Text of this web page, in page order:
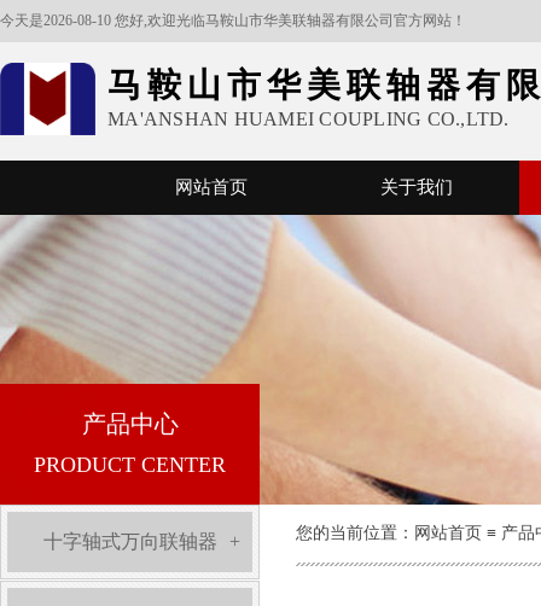
今天是2026-08-10 您好,欢迎光临马鞍山市华美联轴器有限公司官方网站！
马鞍山市华美联轴器有
MA'ANSHAN HUAMEI COUPLING CO.,LTD.
网站首页 关于我们
产品中心
PRODUCT CENTER
十字轴式万向联轴器 + 您的当前位置：​​​​ 网站首页 ≡ 产品